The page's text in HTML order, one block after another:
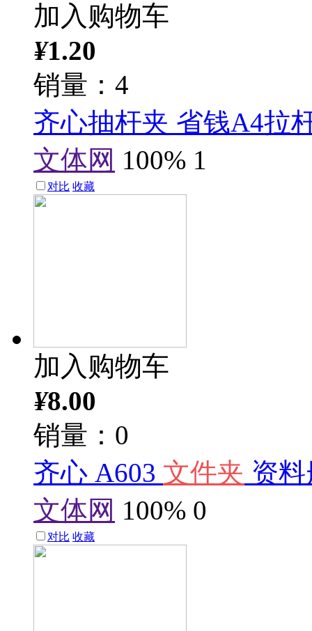
加入购物车
¥1.20
销量：4
齐心抽杆夹 省钱A4拉
文体网 100% 1
对比 收藏
加入购物车
¥8.00
销量：0
齐心 A603 文件夹 资
文体网 100% 0
对比 收藏